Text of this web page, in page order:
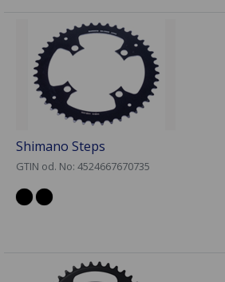
Shimano Steps
GTIN od. No: 4524667670735